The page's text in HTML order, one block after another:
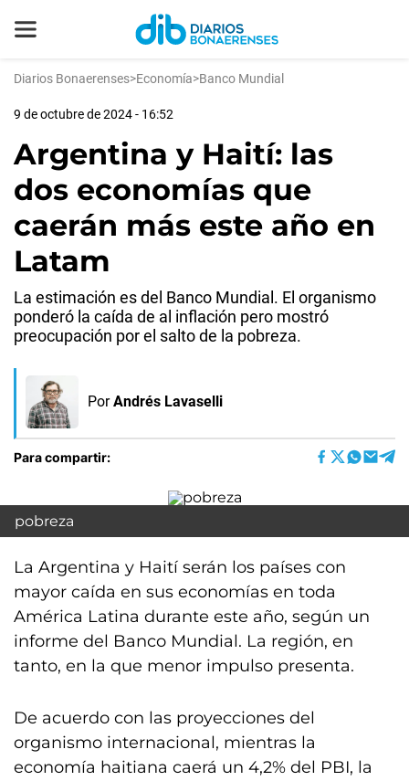
Diarios Bonaerenses>Economía>Banco Mundial
9 de octubre de 2024 - 16:52
Argentina y Haití: las
dos economías que
caerán más este año en
Latam
La estimación es del Banco Mundial. El organismo
ponderó la caída de al inflación pero mostró
preocupación por el salto de la pobreza.
Por Andrés Lavaselli
Para compartir:
pobreza
La Argentina y Haití serán los países con
mayor caída en sus economías en toda
América Latina durante este año, según un
informe del Banco Mundial. La región, en
tanto, en la que menor impulso presenta.
De acuerdo con las proyecciones del
organismo internacional, mientras la
economía haitiana caerá un 4,2% del PBI, la